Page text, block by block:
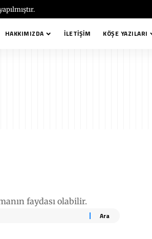
HAKKIMIZDA İLETIŞIM KÖŞE YAZILARI
faydası olabilir.